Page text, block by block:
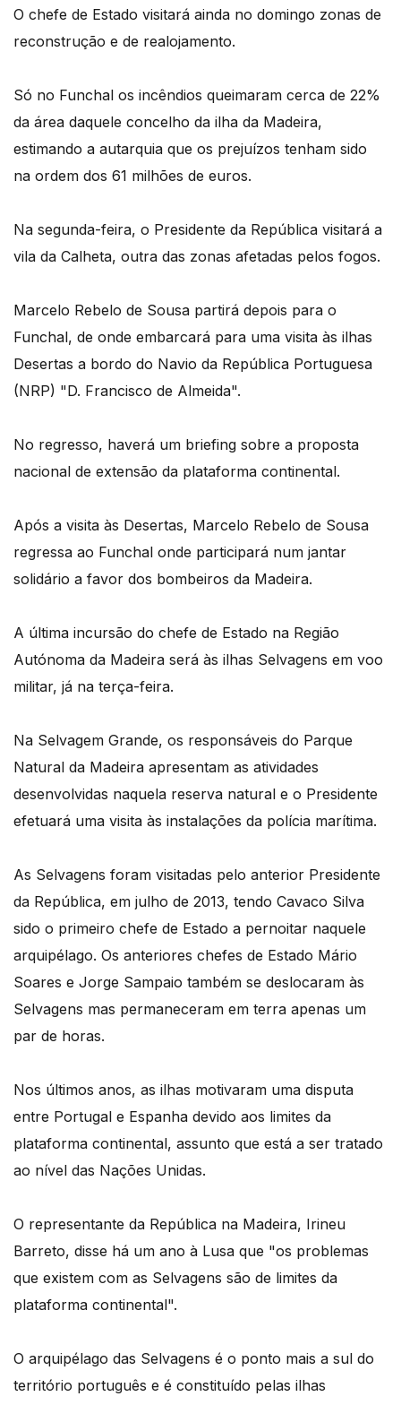
O chefe de Estado visitará ainda no domingo zonas de
reconstrução e de realojamento.
Só no Funchal os incêndios queimaram cerca de 22%
da área daquele concelho da ilha da Madeira,
estimando a autarquia que os prejuízos tenham sido
na ordem dos 61 milhões de euros.
Na segunda-feira, o Presidente da República visitará a
vila da Calheta, outra das zonas afetadas pelos fogos.
Marcelo Rebelo de Sousa partirá depois para o
Funchal, de onde embarcará para uma visita às ilhas
Desertas a bordo do Navio da República Portuguesa
(NRP) "D. Francisco de Almeida".
No regresso, haverá um briefing sobre a proposta
nacional de extensão da plataforma continental.
Após a visita às Desertas, Marcelo Rebelo de Sousa
regressa ao Funchal onde participará num jantar
solidário a favor dos bombeiros da Madeira.
A última incursão do chefe de Estado na Região
Autónoma da Madeira será às ilhas Selvagens em voo
militar, já na terça-feira.
Na Selvagem Grande, os responsáveis do Parque
Natural da Madeira apresentam as atividades
desenvolvidas naquela reserva natural e o Presidente
efetuará uma visita às instalações da polícia marítima.
As Selvagens foram visitadas pelo anterior Presidente
da República, em julho de 2013, tendo Cavaco Silva
sido o primeiro chefe de Estado a pernoitar naquele
arquipélago. Os anteriores chefes de Estado Mário
Soares e Jorge Sampaio também se deslocaram às
Selvagens mas permaneceram em terra apenas um
par de horas.
Nos últimos anos, as ilhas motivaram uma disputa
entre Portugal e Espanha devido aos limites da
plataforma continental, assunto que está a ser tratado
ao nível das Nações Unidas.
O representante da República na Madeira, Irineu
Barreto, disse há um ano à Lusa que "os problemas
que existem com as Selvagens são de limites da
plataforma continental".
O arquipélago das Selvagens é o ponto mais a sul do
território português e é constituído pelas ilhas